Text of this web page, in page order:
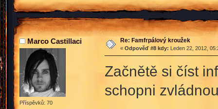
Marco Castillaci
Příspěvků: 70
Re: Famfrpálový kroužek
« Odpověď #8 kdy: Leden 22, 2012,
Začnětě si číst
schopni